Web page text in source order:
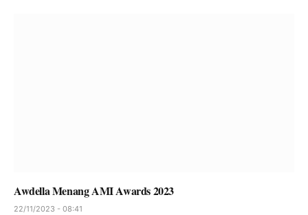
Awdella Menang AMI Awards 2023
22/11/2023 - 08:41